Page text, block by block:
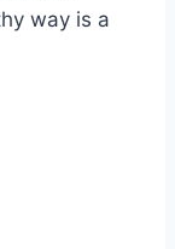
way is a